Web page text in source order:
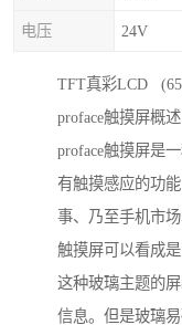
电压 24V
TFT真彩LCD
proface触摸屏概述
proface触摸屏是
有触摸感应的功
事、乃至手机市
触摸屏可以看成
这种玻璃主题的
信息。但是玻璃